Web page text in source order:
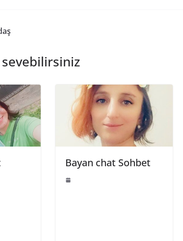
sevebilirsiniz
Bayan chat Sohbet